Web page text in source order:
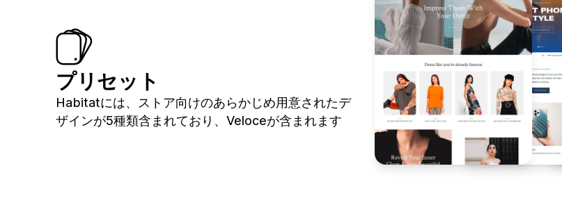
プリセット
Habitatには、ストア向けのあらかじめ用意されたデ
ザインが5種類含まれており、Veloceが含まれます